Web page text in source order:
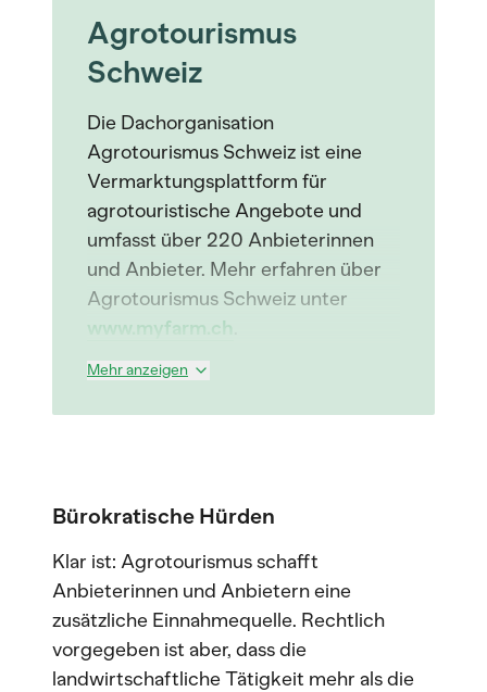
Agrotourismus
Schweiz
Die Dachorganisation
Agrotourismus Schweiz ist eine
Vermarktungsplattform für
agrotouristische Angebote und
umfasst über 220 Anbieterinnen
und Anbieter. Mehr erfahren über
Agrotourismus Schweiz unter
www.myfarm.ch
Mehr anzeigen
Bürokratische Hürden
Klar ist: Agrotourismus schafft
Anbieterinnen und Anbietern eine
zusätzliche Einnahmequelle. Rechtlich
vorgegeben ist aber, dass die
landwirtschaftliche Tätigkeit mehr als die